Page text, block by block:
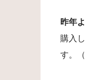
昨年
購入
す。